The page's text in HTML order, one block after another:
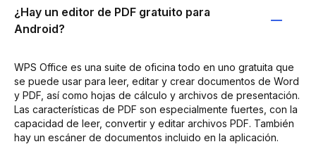
¿Hay un editor de PDF gratuito para
Android?
WPS Office es una suite de oficina todo en uno gratuita que
se puede usar para leer, editar y crear documentos de Word
y PDF, así como hojas de cálculo y archivos de presentación.
Las características de PDF son especialmente fuertes, con la
capacidad de leer, convertir y editar archivos PDF. También
hay un escáner de documentos incluido en la aplicación.